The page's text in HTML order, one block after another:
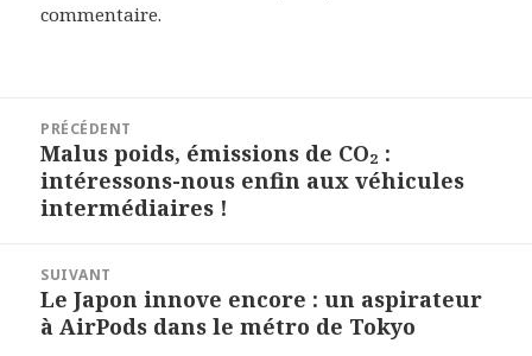
commentaire.
l’article
PRÉCÉDENT
Article
précédent :
Malus poids, émissions de CO₂ :
intéressons-nous enfin aux véhicules
intermédiaires !
SUIVANT
Article
suivant :
Le Japon innove encore : un aspirateur
à AirPods dans le métro de Tokyo